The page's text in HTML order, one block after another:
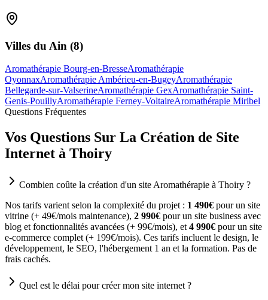
Villes du Ain (8)
Aromathérapie Bourg-en-BresseAromathérapie
OyonnaxAromathérapie Ambérieu-en-BugeyAromathérapie
Bellegarde-sur-ValserineAromathérapie GexAromathérapie Saint-
Genis-PouillyAromathérapie Ferney-VoltaireAromathérapie Miribel
Questions Fréquentes
Vos Questions Sur La Création de Site
Internet à Thoiry
Combien coûte la création d'un site Aromathérapie à Thoiry ?
Nos tarifs varient selon la complexité du projet : 1 490€ pour un site
vitrine (+ 49€/mois maintenance), 2 990€ pour un site business avec
blog et fonctionnalités avancées (+ 99€/mois), et 4 990€ pour un site
e-commerce complet (+ 199€/mois). Ces tarifs incluent le design, le
développement, le SEO, l'hébergement 1 an et la formation. Pas de
frais cachés.
Quel est le délai pour créer mon site internet ?